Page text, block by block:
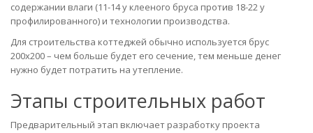
содержании влаги (11-14 у клееного бруса против 18-22 у
профилированного) и технологии производства.
Для строительства коттеджей обычно используется брус
200x200 – чем больше будет его сечение, тем меньше денег
нужно будет потратить на утепление.
Этапы строительных работ
Предварительный этап включает разработку проекта